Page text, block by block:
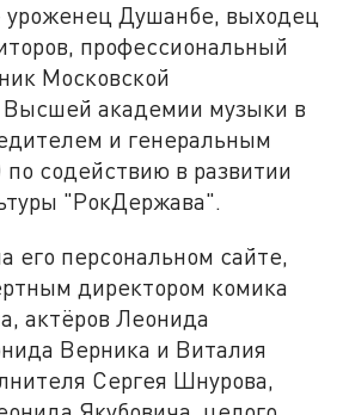
уроженец Душанбе, выходец
профессиональный
Московской
Высшей академии музыки в
и генеральным
содействию в развитии
"РокДержава".
его персональном сайте,
директором комика
актёров Леонида
Верника и Виталия
Сергея Шнурова,